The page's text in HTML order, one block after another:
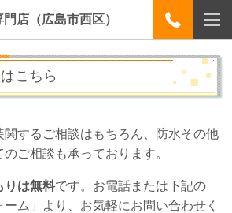
店（広島市西区）
こちら
するご相談はもちろん、防水その他
ご相談も承っております。
は無料です。お電話または下記の
ーム」より、お気軽にお問い合わせく